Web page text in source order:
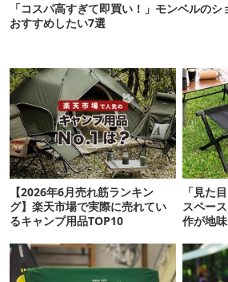
「コスパ高すぎて即買い！」モンベルの
おすすめしたい7選
【2026年6月売れ筋ランキン
グ】楽天市場で実際に売れてい
るキャンプ用品TOP10
「見た
スペー
作が地